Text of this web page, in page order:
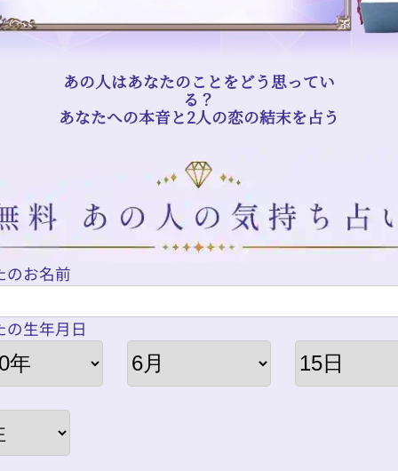
あの人はあなたのことをどう思ってい
る？
あなたへの本音と2人の恋の結末を占う
のお名前
の生年月日